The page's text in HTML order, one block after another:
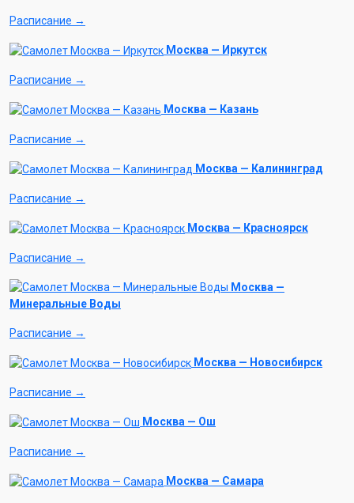
Расписание →
Москва — Иркутск
Расписание →
Москва — Казань
Расписание →
Москва — Калининград
Расписание →
Москва — Красноярск
Расписание →
Москва —
Минеральные Воды
Расписание →
Москва — Новосибирск
Расписание →
Москва — Ош
Расписание →
Москва — Самара